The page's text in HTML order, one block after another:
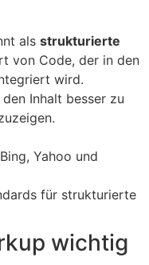
als strukturierte
von Code, der in den
wird.
Inhalt besser zu
Yahoo und
für strukturierte
wichtig